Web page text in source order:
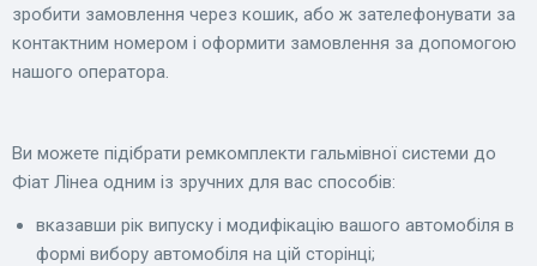
зробити замовлення через кошик, або ж зателефонувати за
контактним номером і оформити замовлення за допомогою
нашого оператора.
Ви можете підібрати ремкомплекти гальмівної системи до
Фіат Лінеа одним із зручних для вас способів:
вказавши рік випуску і модифікацію вашого автомобіля в
формі вибору автомобіля на цій сторінці;